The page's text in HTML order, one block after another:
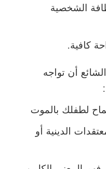
الشخصية
كافية.
أن تواجه
لطفلك بالموت
الدينية أو